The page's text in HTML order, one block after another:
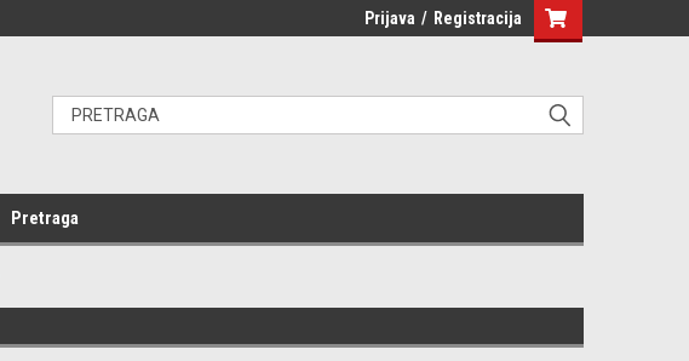
Prijava / Registracija
Pretraga